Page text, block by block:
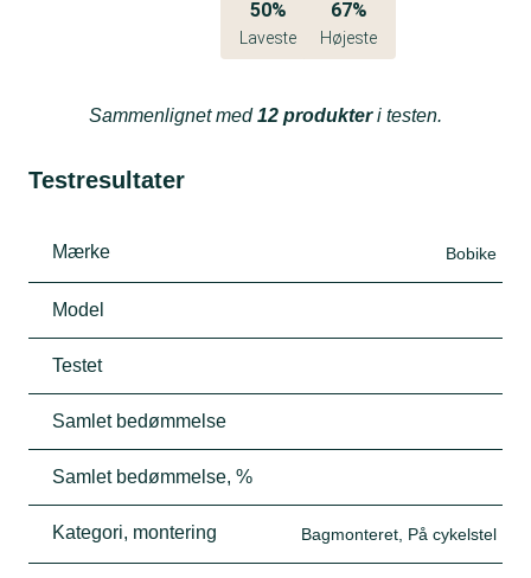
50%
Laveste
67%
Højeste
Sammenlignet med12 produkteri testen.
Testresultater
Mærke Bobike
Model
Testet
Samlet bedømmelse
Samlet bedømmelse, %
Kategori, montering Bagmonteret, På cykelstel